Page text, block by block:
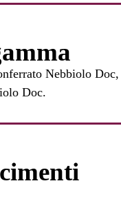
Nebbiolo
Doc.